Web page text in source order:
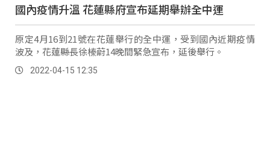
國內疫情升溫 花蓮縣府宣布延期舉辦全中運
原定4月16到21號在花蓮舉行的全中運，受到國內近期疫情
波及，花蓮縣長徐榛蔚14晚間緊急宣布，延後舉行。
2022-04-15 12:35